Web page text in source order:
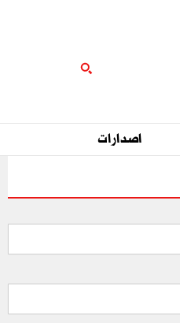
اصدارات